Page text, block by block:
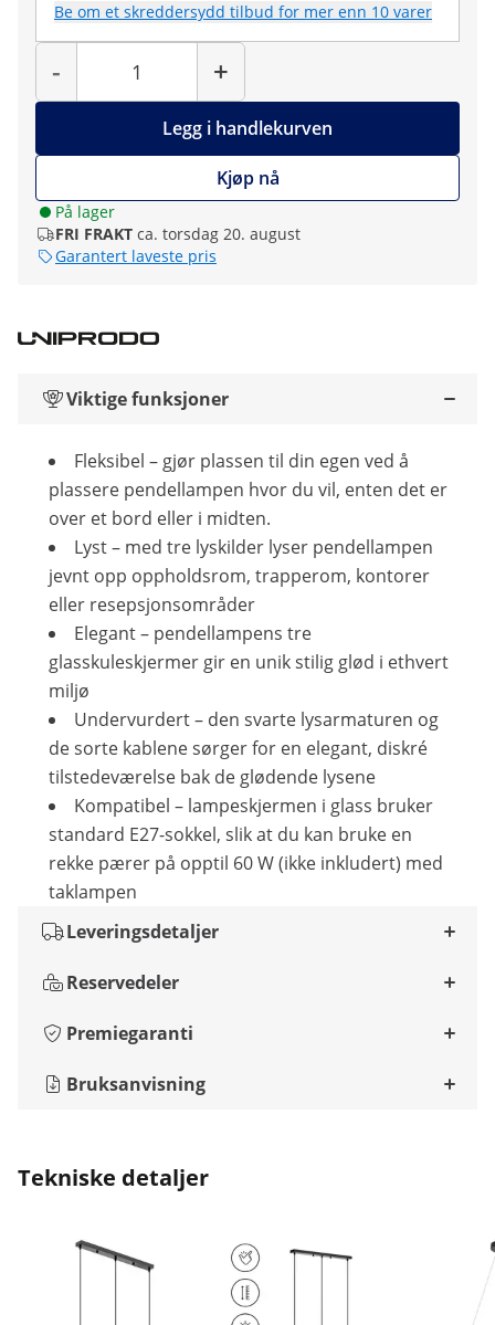
Be om et skreddersydd tilbud for mer enn 10 varer
-
Antall
+
Legg i handlekurven
Kjøp nå
På lager
FRI FRAKT ca. torsdag 20. august
Garantert laveste pris
Viktige funksjoner
Fleksibel – gjør plassen til din egen ved å
plassere pendellampen hvor du vil, enten det er
over et bord eller i midten.
Lyst – med tre lyskilder lyser pendellampen
jevnt opp oppholdsrom, trapperom, kontorer
eller resepsjonsområder
Elegant – pendellampens tre
glasskuleskjermer gir en unik stilig glød i ethvert
miljø
Undervurdert – den svarte lysarmaturen og
de sorte kablene sørger for en elegant, diskré
tilstedeværelse bak de glødende lysene
Kompatibel – lampeskjermen i glass bruker
standard E27-sokkel, slik at du kan bruke en
rekke pærer på opptil 60 W (ikke inkludert) med
taklampen
Leveringsdetaljer
Reservedeler
Premiegaranti
Bruksanvisning
Tekniske detaljer